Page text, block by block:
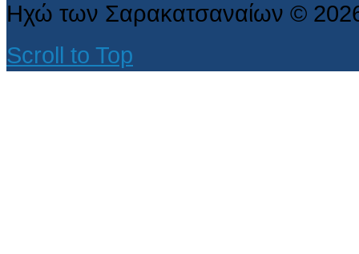
Ηχώ των Σαρακατσαναίων ©
Scroll to Top